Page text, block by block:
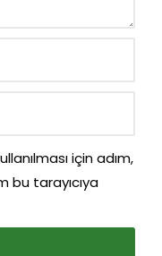
için adım,
tarayıcıya